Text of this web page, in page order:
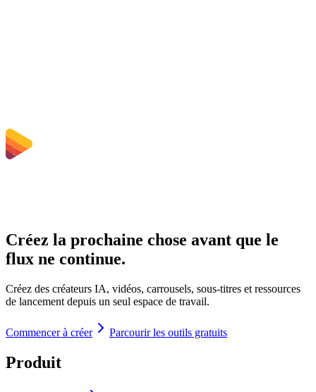
Créez la prochaine chose avant que le
flux ne continue.
Créez des créateurs IA, vidéos, carrousels, sous-titres et ressources
de lancement depuis un seul espace de travail.
Commencer à créer Parcourir les outils gratuits
Produit